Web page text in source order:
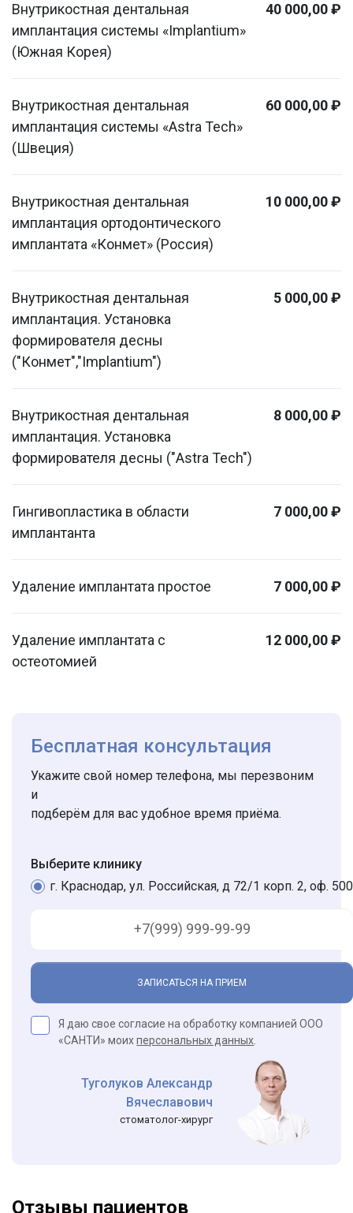
Внутрикостная дентальная
имплантация системы «Implantium»
(Южная Корея)
40 000,00 ₽
Внутрикостная дентальная
имплантация системы «Astra Tech»
(Швеция)
60 000,00 ₽
Внутрикостная дентальная
имплантация ортодонтического
имплантата «Конмет» (Россия)
10 000,00 ₽
Внутрикостная дентальная
имплантация. Установка
формирователя десны
("Конмет","Implantium")
5 000,00 ₽
Внутрикостная дентальная
имплантация. Установка
формирователя десны ("Astra Tech")
8 000,00 ₽
Гингивопластика в области
имплантанта
7 000,00 ₽
Удаление имплантата простое 7 000,00 ₽
Удаление имплантата с
остеотомией
12 000,00 ₽
Бесплатная консультация
Укажите свой номер телефона, мы перезвоним
и
подберём для вас удобное время приёма.
Выберите клинику
г. Краснодар, ул. Российская, д 72/1 корп. 2, оф. 500
ЗАПИСАТЬСЯ НА ПРИЕМ
Я даю свое согласие на обработку компанией ООО
«САНТИ» моихперсональных данных
Туголуков Александр
Вячеславович
стоматолог-хирург
Отзывы пациентов